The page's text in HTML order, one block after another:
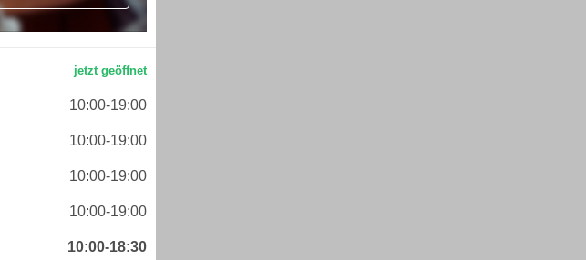
10:00-19:00
10:00-19:00
10:00-19:00
10:00-19:00
10:00-18:30